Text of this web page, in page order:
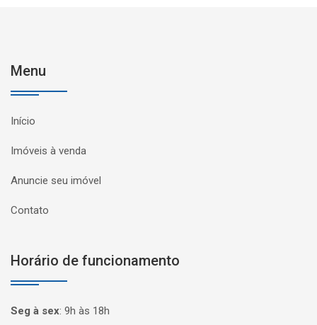
Menu
Início
Imóveis à venda
Anuncie seu imóvel
Contato
Horário de funcionamento
Seg à sex: 9h às 18h